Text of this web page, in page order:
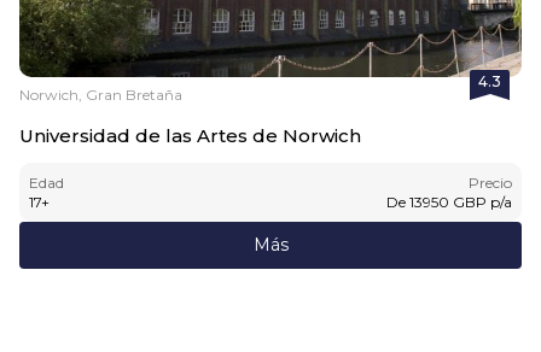
4.3
Norwich, Gran Bretaña
Universidad de las Artes de Norwich
Edad
17+
Precio
De 13950 GBP p/a
Más